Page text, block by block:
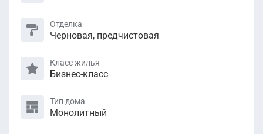
Отделка
Черновая, предчистовая
Класс жилья
Бизнес-класс
Тип дома
Монолитный